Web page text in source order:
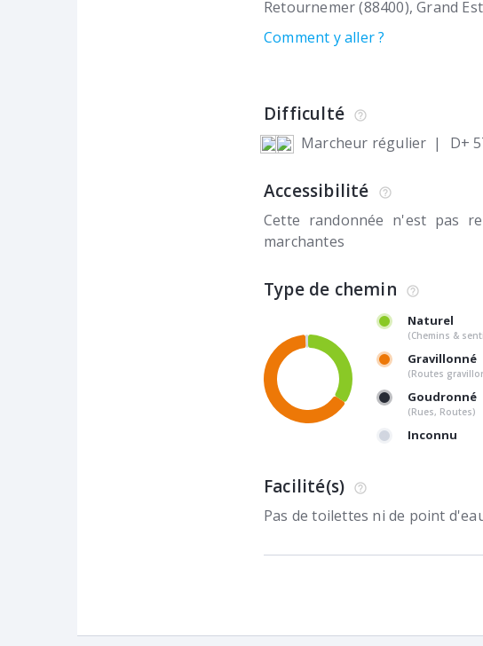
Retournemer (88400) Grand Est
Comment y aller ?
Difficulté
Marcheur régulier | D+
Accessibilité
Cette randonnée n'est pas
marchantes
Type de chemin
Naturel
(Chemins &
Gravillonné
(Routes
Goudronné
(Rues, Routes)
Inconnu
Facilité(s)
Pas de toilettes ni de point